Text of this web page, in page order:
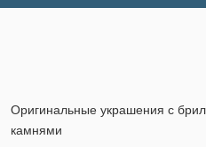
Оригинальные украшения с
камнями